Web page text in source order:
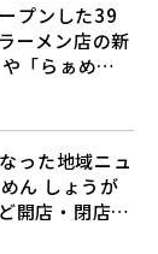
プンした39
ーメン店の新
「らぁめん
ん♪
った地域ニュ
ん しょうが
開店・閉店の
♪